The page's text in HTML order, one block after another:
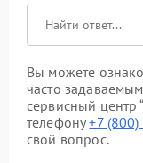
Вы можете
часто
сервисный центр
телефону+7
свой вопрос.